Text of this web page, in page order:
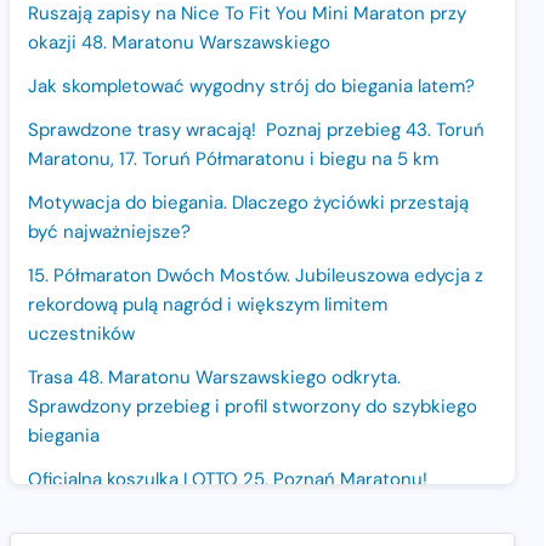
Ruszają zapisy na Nice To Fit You Mini Maraton przy
okazji 48. Maratonu Warszawskiego
Jak skompletować wygodny strój do biegania latem?
Sprawdzone trasy wracają! Poznaj przebieg 43. Toruń
Maratonu, 17. Toruń Półmaratonu i biegu na 5 km
Motywacja do biegania. Dlaczego życiówki przestają
być najważniejsze?
15. Półmaraton Dwóch Mostów. Jubileuszowa edycja z
rekordową pulą nagród i większym limitem
uczestników
Trasa 48. Maratonu Warszawskiego odkryta.
Sprawdzony przebieg i profil stworzony do szybkiego
biegania
Oficjalna koszulka LOTTO 25. Poznań Maratonu!